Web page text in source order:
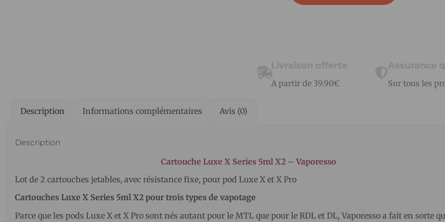
Livraison offerte
A partir de 39.90€
Assurance
Sur tous les
Description Informations complémentaires Avis (0)
Description
Cartouche Luxe X Series 5ml X2 – Vaporesso
Lot de 2 cartouches jetables, avec résistance fixe, pour pod Luxe X et X Pro
Cartouches Luxe X Series 5ml X2 pour trois types de vapotage
Parce que les pods Luxe X et X Pro sont nés autant pour le MTL que pour le RDL et DL, Vaporesso a fait en sorte